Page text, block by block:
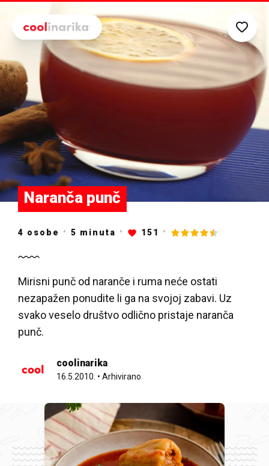
Naranča punč
4 osobe 5 minuta 151
Mirisni punč od naranče i ruma neće ostati
nezapažen ponudite li ga na svojoj zabavi. Uz
svako veselo društvo odlično pristaje naranča
punč.
coolinarika
16.5.2010. • Arhivirano